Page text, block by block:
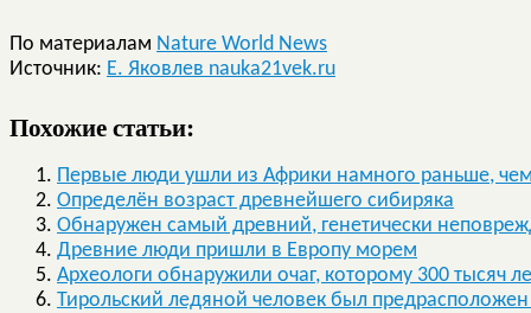
По материалам Nature World News
Источник: Е. Яковлев nauka21vek.ru
Похожие статьи:
Первые люди ушли из Африки намного раньше, чем
Определён возраст древнейшего сибиряка
Обнаружен самый древний, генетически
Древние люди пришли в Европу морем
Археологи обнаружили очаг, которому 300 тысяч
Тирольский ледяной человек был предрасположен